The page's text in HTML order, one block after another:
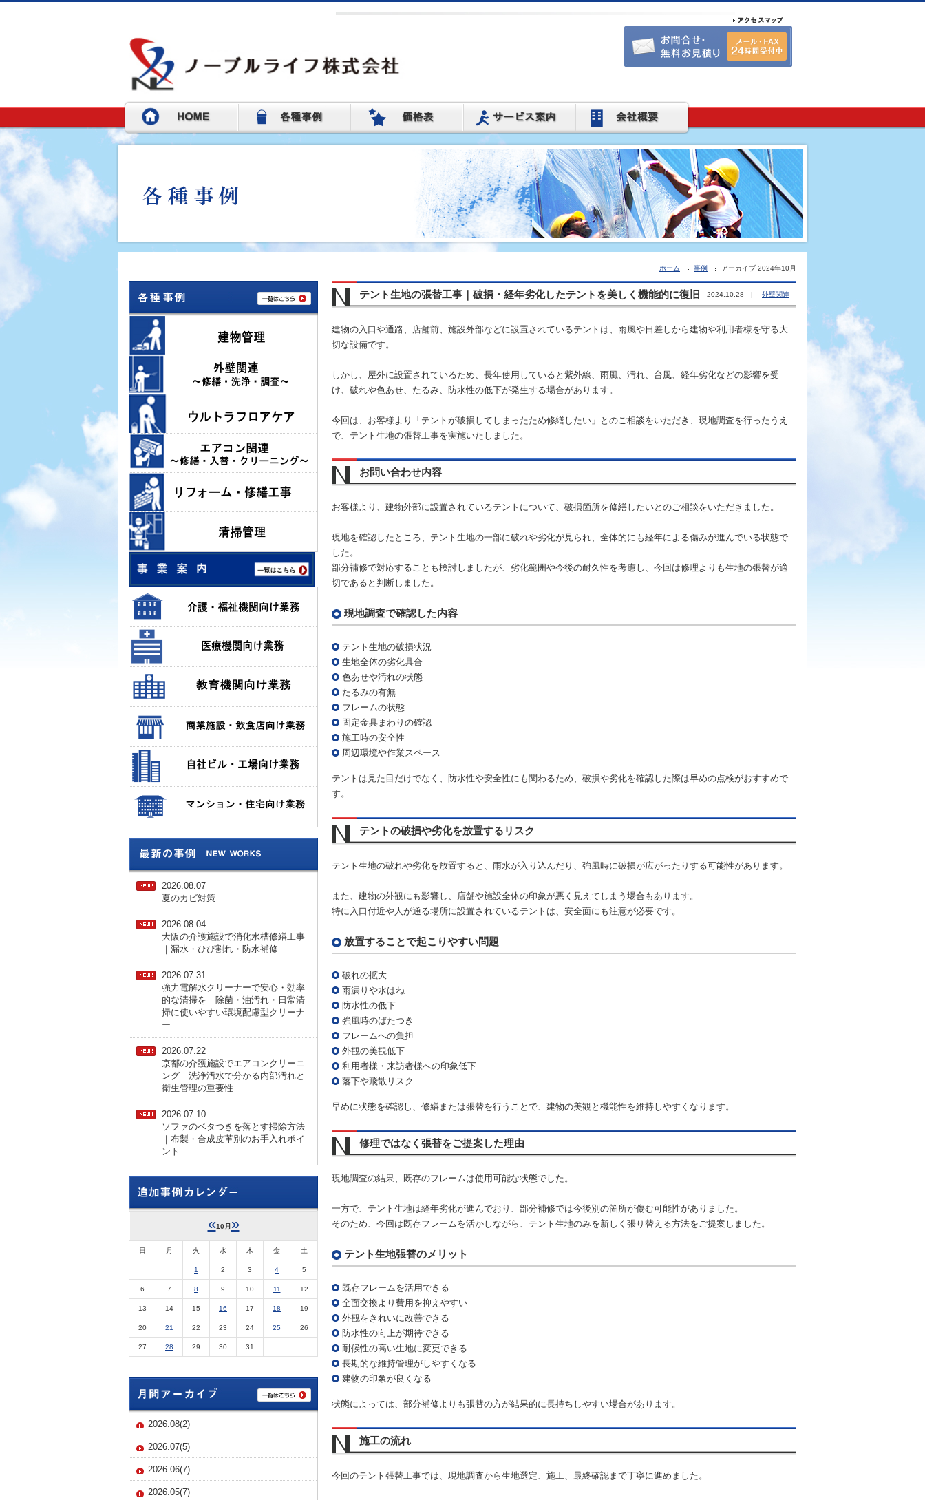
ホーム 事例 アーカイブ 2024年10月
テント生地の張替工事｜破損・経年劣化したテントを美しく機能的に復旧 2024.10.28 | 外壁関連
建物の入口や通路、店舗前、施設外部などに設置されているテントは、雨風や日差しから建物や利用者様を守る大
切な設備です。
しかし、屋外に設置されているため、長年使用していると紫外線、雨風、汚れ、台風、経年劣化などの影響を受
け、破れや色あせ、たるみ、防水性の低下が発生する場合があります。
今回は、お客様より「テントが破損してしまったため修繕したい」とのご相談をいただき、現地調査を行ったうえ
で、テント生地の張替工事を実施いたしました。
お問い合わせ内容
お客様より、建物外部に設置されているテントについて、破損箇所を修繕したいとのご相談をいただきました。
現地を確認したところ、テント生地の一部に破れや劣化が見られ、全体的にも経年による傷みが進んでいる状態で
した。
部分補修で対応することも検討しましたが、劣化範囲や今後の耐久性を考慮し、今回は修理よりも生地の張替が適
切であると判断しました。
現地調査で確認した内容
テント生地の破損状況
生地全体の劣化具合
色あせや汚れの状態
たるみの有無
フレームの状態
固定金具まわりの確認
施工時の安全性
周辺環境や作業スペース
テントは見た目だけでなく、防水性や安全性にも関わるため、破損や劣化を確認した際は早めの点検がおすすめで
す。
テントの破損や劣化を放置するリスク
テント生地の破れや劣化を放置すると、雨水が入り込んだり、強風時に破損が広がったりする可能性があります。
また、建物の外観にも影響し、店舗や施設全体の印象が悪く見えてしまう場合もあります。
特に入口付近や人が通る場所に設置されているテントは、安全面にも注意が必要です。
放置することで起こりやすい問題
破れの拡大
雨漏りや水はね
防水性の低下
強風時のばたつき
フレームへの負担
外観の美観低下
利用者様・来訪者様への印象低下
落下や飛散リスク
早めに状態を確認し、修繕または張替を行うことで、建物の美観と機能性を維持しやすくなります。
修理ではなく張替をご提案した理由
現地調査の結果、既存のフレームは使用可能な状態でした。
一方で、テント生地は経年劣化が進んでおり、部分補修では今後別の箇所が傷む可能性がありました。
そのため、今回は既存フレームを活かしながら、テント生地のみを新しく張り替える方法をご提案しました。
テント生地張替のメリット
既存フレームを活用できる
全面交換より費用を抑えやすい
外観をきれいに改善できる
防水性の向上が期待できる
耐候性の高い生地に変更できる
長期的な維持管理がしやすくなる
建物の印象が良くなる
状態によっては、部分補修よりも張替の方が結果的に長持ちしやすい場合があります。
施工の流れ
今回のテント張替工事では、現地調査から生地選定、施工、最終確認まで丁寧に進めました。
2026.08.07
夏のカビ対策
2026.08.04
大阪の介護施設で消化水槽修繕工事
｜漏水・ひび割れ・防水補修
2026.07.31
強力電解水クリーナーで安心・効率
的な清掃を｜除菌・油汚れ・日常清
掃に使いやすい環境配慮型クリーナ
ー
2026.07.22
京都の介護施設でエアコンクリーニ
ング｜洗浄汚水で分かる内部汚れと
衛生管理の重要性
2026.07.10
ソファのベタつきを落とす掃除方法
｜布製・合成皮革別のお手入れポイ
ント
«10月 »
日 月 火 水 木 金 土
1 2 3 4 5
6 7 8 9 10 11 12
13 14 15 16 17 18 19
20 21 22 23 24 25 26
27 28 29 30 31
2026.08(2)
2026.07(5)
2026.06(7)
2026.05(7)